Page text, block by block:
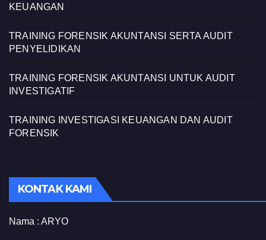
KEUANGAN
TRAINING FORENSIK AKUNTANSI SERTA AUDIT
PENYELIDIKAN
TRAINING FORENSIK AKUNTANSI UNTUK AUDIT
INVESTIGATIF
TRAINING INVESTIGASI KEUANGAN DAN AUDIT
FORENSIK
KONTAK KAMI
Nama : ARYO